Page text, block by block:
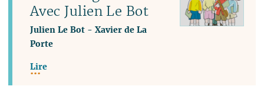
Avec Julien Le Bot
Julien Le Bot -Xavier de La
Porte
Lire